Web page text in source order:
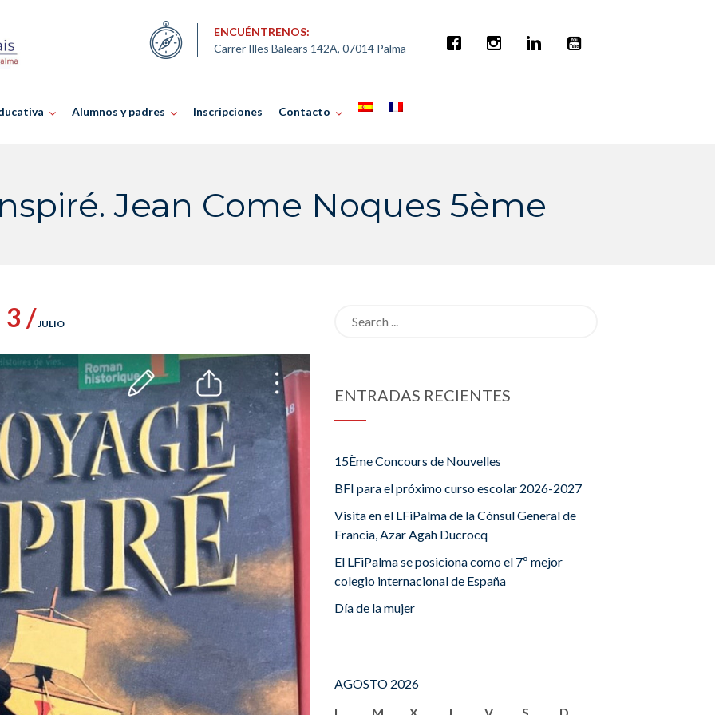
ENCUÉNTRENOS:
Carrer Illes Balears 142A, 07014 Palma
Alumnos y padres Inscripciones Contacto
Jean Come Noques 5ème
3 /JULIO
ENTRADAS RECIENTES
15Ème Concours de Nouvelles
BFI para el próximo curso escolar 2026-2027
Visita en el LFiPalma de la Cónsul General de
Francia, Azar Agah Ducrocq
El LFiPalma se posiciona como el 7º mejor
colegio internacional de España
Día de la mujer
AGOSTO 2026